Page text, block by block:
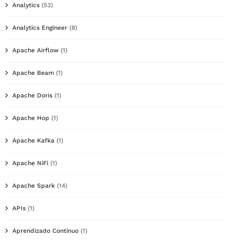
Analytics (53)
Analytics Engineer (8)
Apache Airflow (1)
Apache Beam (1)
Apache Doris (1)
Apache Hop (1)
Apache Kafka (1)
Apache NiFi (1)
Apache Spark (14)
APIs (1)
Aprendizado Contínuo (1)